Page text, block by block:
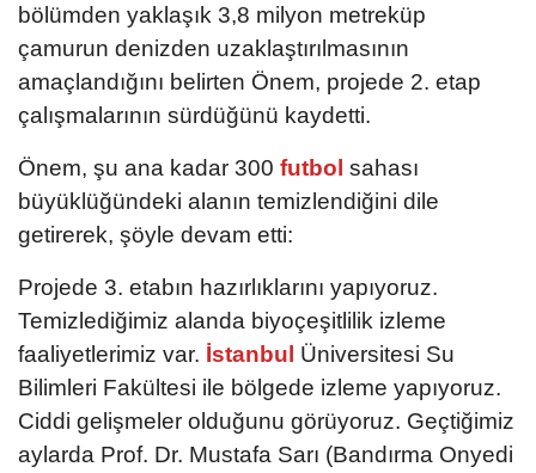
bölümden yaklaşık 3,8 milyon metreküp
çamurun denizden uzaklaştırılmasının
amaçlandığını belirten Önem, projede 2. etap
çalışmalarının sürdüğünü kaydetti.
Önem, şu ana kadar 300 futbol sahası
büyüklüğündeki alanın temizlendiğini dile
getirerek, şöyle devam etti:
Projede 3. etabın hazırlıklarını yapıyoruz.
Temizlediğimiz alanda biyoçeşitlilik izleme
faaliyetlerimiz var. İstanbul Üniversitesi Su
Bilimleri Fakültesi ile bölgede izleme yapıyoruz.
Ciddi gelişmeler olduğunu görüyoruz. Geçtiğimiz
aylarda Prof. Dr. Mustafa Sarı (Bandırma Onyedi